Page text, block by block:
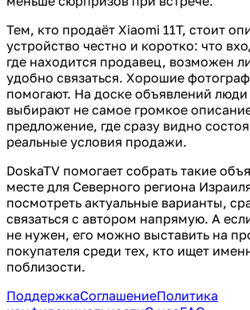
Тем, кто продаёт Xiaomi 11T, стоит
устройство честно и коротко: что
где находится продавец, возможен
удобно связаться. Хорошие
помогают. На доске объявлений люди
выбирают не самое громкое
предложение, где сразу видно
реальные условия продажи.
DoskaTV помогает собрать такие
месте для Северного региона
посмотреть актуальные варианты,
связаться с автором напрямую. А
не нужен, его можно выставить на
покупателя среди тех, кто ищет
поблизости.
ПоддержкаСоглашениеПолитика